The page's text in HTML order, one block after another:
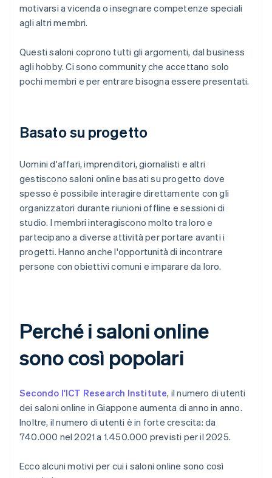
motivarsi a vicenda o insegnare competenze speciali
agli altri membri.
Questi saloni coprono tutti gli argomenti, dal business
agli hobby. Ci sono community che accettano solo
pochi membri e per entrare bisogna essere presentati.
Basato su progetto
Uomini d'affari, imprenditori, giornalisti e altri
gestiscono saloni online basati su progetto dove
spesso è possibile interagire direttamente con gli
organizzatori durante riunioni offline e sessioni di
studio. I membri interagiscono molto tra loro e
partecipano a diverse attività per portare avanti i
progetti. Hanno anche l'opportunità di incontrare
persone con obiettivi comuni e imparare da loro.
Perché i saloni online
sono così popolari
Secondo l'ICT Research Institute, il numero di utenti
dei saloni online in Giappone aumenta di anno in anno.
Inoltre, il numero di utenti è in forte crescita: da
740.000 nel 2021 a 1.450.000 previsti per il 2025.
Ecco alcuni motivi per cui i saloni online sono così